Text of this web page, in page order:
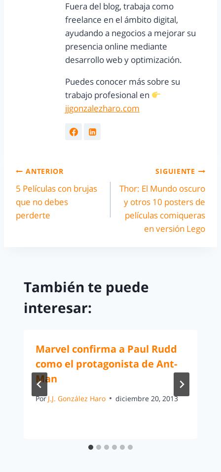
Fuera del blog, trabaja como
freelance en el ámbito digital,
ayudando a negocios a mejorar su
presencia online mediante
desarrollo web y optimización.
Puedes conocer más sobre su
trabajo profesional en
jjgonzalezharo.com
ANTERIOR
5 Películas con brujas
que no debes
perderte
SIGUIENTE
Thor: El Mundo oscuro
y otros 10 posters de
películas comiqueras
en versión Lego
También te puede
interesar:
Marvel confirma a Paul Rudd
como el protagonista de Ant-
Man
Por J.J. González Haro diciembre 20, 2013